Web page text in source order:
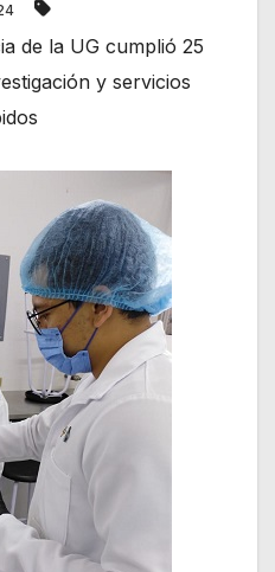
de la UG cumplió 25
y servicios